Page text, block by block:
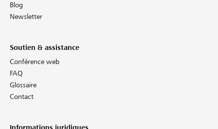
Blog
Newsletter
Soutien & assistance
Conférence web
FAQ
Glossaire
Contact
Informations juridiques